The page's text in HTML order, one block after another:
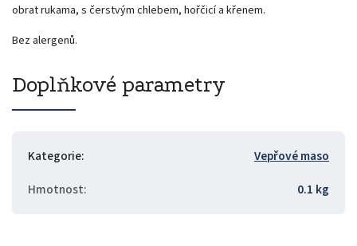
obrat rukama, s čerstvým chlebem, hořčicí a křenem.
Bez alergenů.
Doplňkové parametry
Kategorie:
Vepřové maso
Hmotnost: 0.1 kg